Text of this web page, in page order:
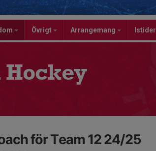
Övrigt Arrangemang Istider
för Team 12 24/25